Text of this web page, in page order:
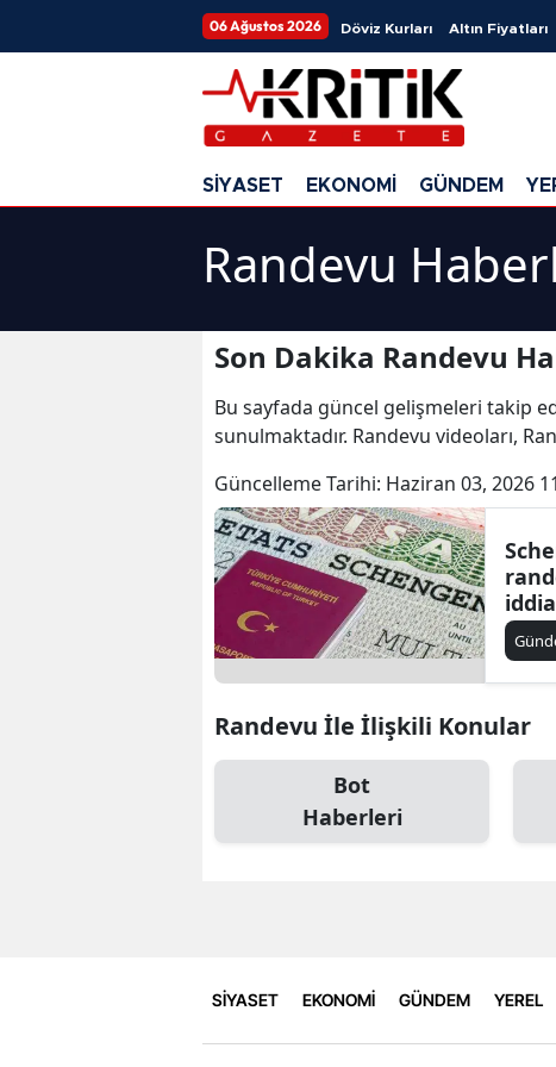
06 Ağustos 2026 Döviz Kurları Altın Fiyatları
SİYASET EKONOMİ GÜNDEM
Randevu
Son Dakika Randevu
Bu sayfada güncel gelişmeleri takip
sunulmaktadır. Randevu videoları,
Güncelleme Tarihi: Haziran 03, 2026
Randevu İle İlişkili Konular
Bot
Haberleri
SİYASET EKONOMİ GÜNDEM YEREL